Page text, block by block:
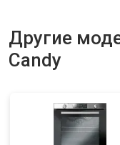
Другие
Candy